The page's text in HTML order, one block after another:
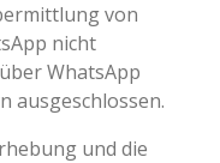
von
nicht
WhatsApp
ausgeschlossen.
und die